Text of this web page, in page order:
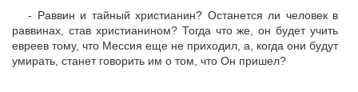
- Раввин и тайный христианин? Останется ли человек в
раввинах, став христианином? Тогда что же, он будет учить
евреев тому, что Мессия еще не приходил, а, когда они будут
умирать, станет говорить им о том, что Он пришел?